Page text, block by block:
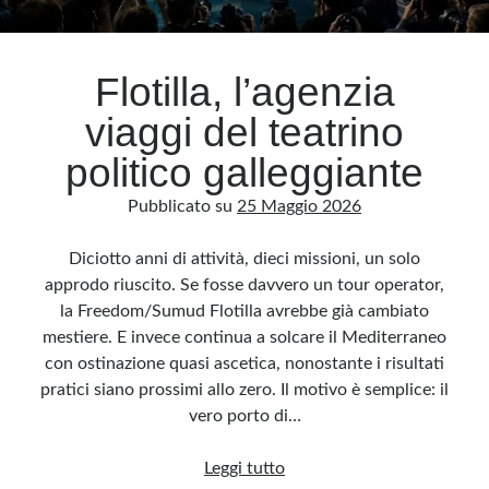
Archivio
Categorie
Questo blog non rappresenta una testata giornalistica, in quanto viene aggiornato
senza alcuna periodicità. Non può pertanto considerarsi un prodotto editoriale ai
sensi della legge n· 62 del 7.03.2001. L’autore non è responsabile di quanto
pubblicato dai lettori nei commenti ai vari post. Saranno comunque cancellati quelli
ritenuti offensivi o lesivi dell’immagine o dell’onorabilità di terzi, di genere spam,
razzisti o che contengano dati personali non conformi al rispetto delle norme sulla
privacy. Alcune immagini inserite in questo blog sono tratte da Internet e, pertanto,
considerate di pubblico dominio. Qualora la loro pubblicazione violasse eventuali
diritti d’autore, vi invito a comunicarlo via e-mail a info[at]dinovalle.it e saranno
Flotilla, l’agenzia
viaggi del teatrino
politico galleggiante
Pubblicato su 25 Maggio 2026
Diciotto anni di attività, dieci missioni, un solo
approdo riuscito. Se fosse davvero un tour operator,
la Freedom/Sumud Flotilla avrebbe già cambiato
mestiere. E invece continua a solcare il Mediterraneo
con ostinazione quasi ascetica, nonostante i risultati
pratici siano prossimi allo zero. Il motivo è semplice: il
vero porto di…
Leggi tuttoFlotilla,